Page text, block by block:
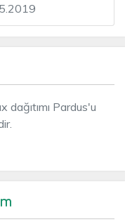
dağıtımı Pardus'u